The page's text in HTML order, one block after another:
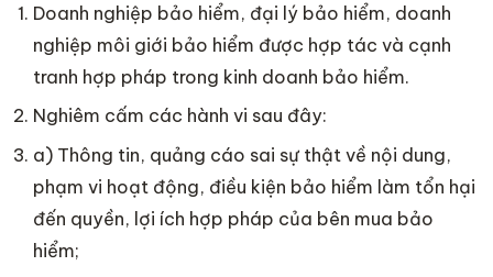
Doanh nghiệp bảo hiểm, đại lý bảo hiểm, doanh
nghiệp môi giới bảo hiểm được hợp tác và cạnh
tranh hợp pháp trong kinh doanh bảo hiểm.
Nghiêm cấm các hành vi sau đây:
a) Thông tin, quảng cáo sai sự thật về nội dung,
phạm vi hoạt động, điều kiện bảo hiểm làm tổn hại
đến quyền, lợi ích hợp pháp của bên mua bảo
hiểm;